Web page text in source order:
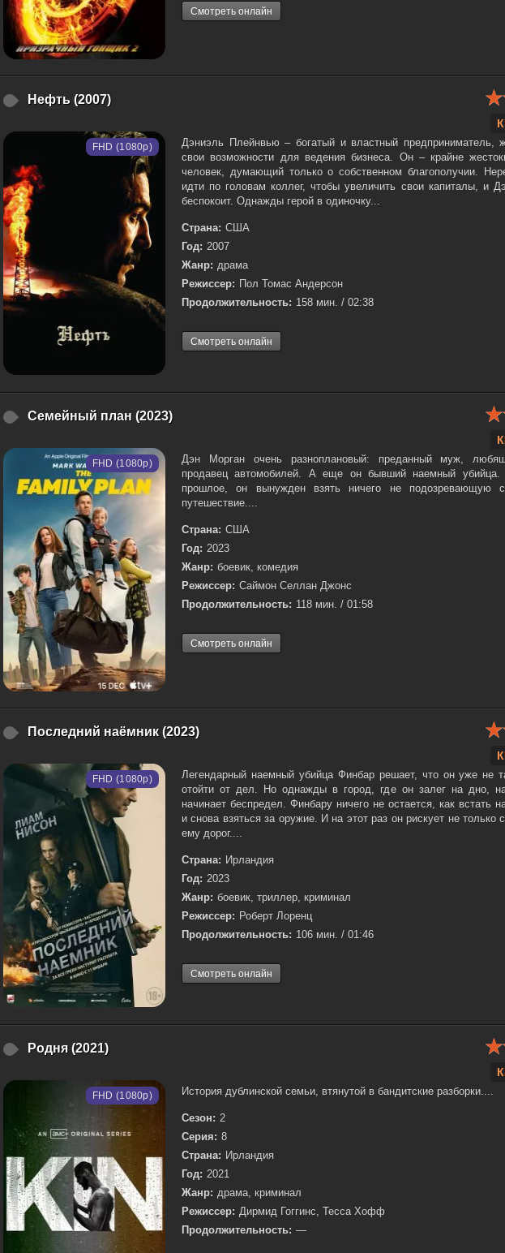
Смотреть онлайн
Нефть (2007)
FHD (1080p)
Дэниэль Плейнвью – богатый и властный предприниматель,
свои возможности для ведения бизнеса. Он – крайне
человек, думающий только о собственном благополучии.
идти по головам коллег, чтобы увеличить свои капиталы, и
беспокоит. Однажды герой в одиночку...
Страна: США
Год: 2007
Жанр: драма
Режиссер: Пол Томас Андерсон
Продолжительность: 158 мин. / 02:38
Смотреть онлайн
Семейный план (2023)
FHD (1080p)
Дэн Морган очень разноплановый: преданный муж,
продавец автомобилей. А еще он бывший наемный убийца.
прошлое, он вынужден взять ничего не подозревающую
путешествие....
Страна: США
Год: 2023
Жанр: боевик, комедия
Режиссер: Саймон Селлан Джонс
Продолжительность: 118 мин. / 01:58
Смотреть онлайн
Последний наёмник (2023)
FHD (1080p)
Легендарный наемный убийца Финбар решает, что он уже не
отойти от дел. Но однажды в город, где он залег на дно,
начинает беспредел. Финбару ничего не остается, как встать
и снова взяться за оружие. И на этот раз он рискует не только
ему дорог....
Страна: Ирландия
Год: 2023
Жанр: боевик, триллер, криминал
Режиссер: Роберт Лоренц
Продолжительность: 106 мин. / 01:46
Смотреть онлайн
Родня (2021)
FHD (1080p) История дублинской семьи, втянутой в бандитские разборки....
Сезон: 2
Серия: 8
Страна: Ирландия
Год: 2021
Жанр: драма, криминал
Режиссер: Дирмид Гоггинс, Тесса Хофф
Продолжительность: —